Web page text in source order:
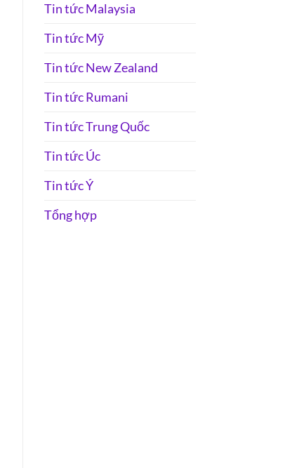
Tin tức Malaysia
Tin tức Mỹ
Tin tức New Zealand
Tin tức Rumani
Tin tức Trung Quốc
Tin tức Úc
Tin tức Ý
Tổng hợp